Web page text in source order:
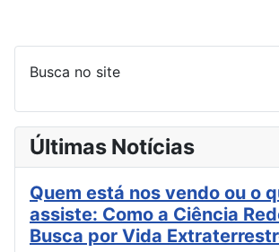
Busca no site
Últimas Notícias
Quem está nos vendo ou o
assiste: Como a Ciência
Busca por Vida